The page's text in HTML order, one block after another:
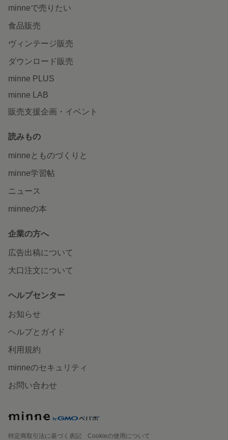
minneで売りたい
食品販売
ヴィンテージ販売
ダウンロード販売
minne PLUS
minne LAB
販売支援企画・イベント
読みもの
minneとものづくりと
minne学習帖
ニュース
minneの本
企業の方へ
広告出稿について
大口注文について
ヘルプセンター
お知らせ
ヘルプとガイド
利用規約
minneのセキュリティ
お問い合わせ
特定商取引法に基づく表記
Cookieの使用について